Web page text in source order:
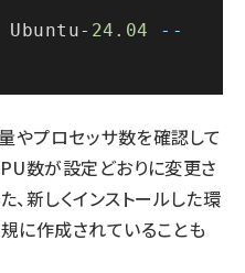
24.04
--
やプロセッサ数を確認して
数が設定どおりに変更さ
、新しくインストールした環
に作成されていることも